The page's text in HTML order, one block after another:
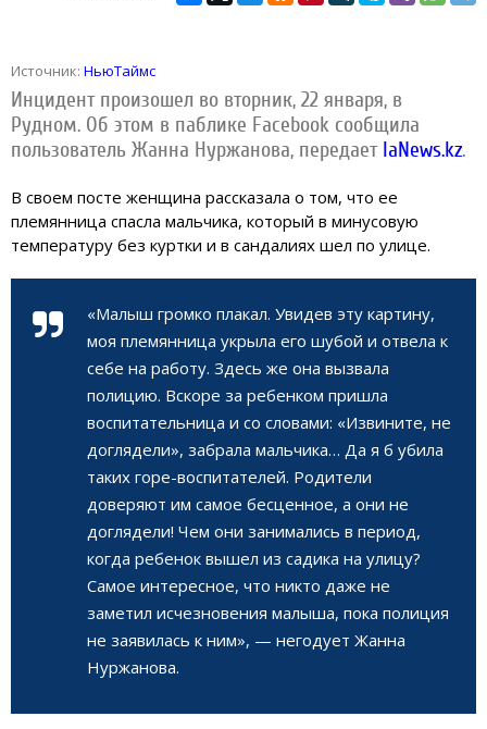
Источник: НьюТаймс
Инцидент произошел во вторник, 22 января, в
Рудном. Об этом в паблике Facebook сообщила
пользователь Жанна Нуржанова, передаетIaNews.kz.
В своем посте женщина рассказала о том, что ее
племянница спасла мальчика, который в минусовую
температуру без куртки и в сандалиях шел по улице.
«Малыш громко плакал. Увидев эту картину,
моя племянница укрыла его шубой и отвела к
себе на работу. Здесь же она вызвала
полицию. Вскоре за ребенком пришла
воспитательница и со словами: «Извините, не
доглядели», забрала мальчика… Да я б убила
таких горе-воспитателей. Родители
доверяют им самое бесценное, а они не
доглядели! Чем они занимались в период,
когда ребенок вышел из садика на улицу?
Самое интересное, что никто даже не
заметил исчезновения малыша, пока полиция
не заявилась к ним», — негодует Жанна
Нуржанова.